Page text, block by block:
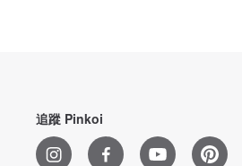
追蹤 Pinkoi